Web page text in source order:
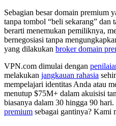
Sebagian besar domain premium
tanpa tombol “beli sekarang” dan
berarti menemukan pemiliknya,
bernegosiasi tanpa
yang dilakukan broker domain
VPN.com dimulai dengan
melakukan jangkauan rahasia
mempelajari identitas Anda atau
menutup $75M+ dalam akuisisi
biasanya dalam 30 hingga 90
premium sebagai gantinya? Kami